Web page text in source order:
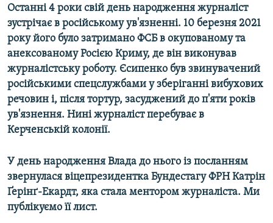
Останні 4 роки свій день народження журналіст
зустрічає в російському ув'язненні. 10 березня 2021
року його було затримано ФСБ в окупованому та
анексованому Росією Криму, де він виконував
журналістську роботу. Єсипенко був звинувачений
російськими спецслужбами у зберіганні вибухових
речовин і, після тортур, засуджений до п'яти років
ув'язнення. Нині журналіст перебуває в
Керченській колонії.
У день народження Влада до нього із посланням
звернулася віцепрезидентка Бундестагу ФРН Катрін
Ґерінґ-Екардт, яка стала ментором журналіста. Ми
публікуємо її лист.